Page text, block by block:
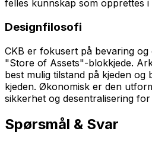
felles kunnskap som opprettes i
Designfilosofi
CKB er fokusert på bevaring og
"Store of Assets"-blokkjede.
best mulig tilstand på kjeden
kjeden. Økonomisk er den
sikkerhet og desentralisering
Spørsmål & Svar